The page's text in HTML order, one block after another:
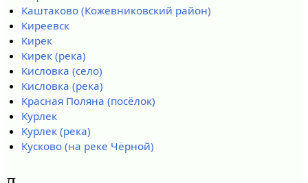
Каштаково (Кожевниковский район)
Киреевск
Кирек
Кирек (река)
Кисловка (село)
Кисловка (река)
Красная Поляна (посёлок)
Курлек
Курлек (река)
Кусково (на реке Чёрной)